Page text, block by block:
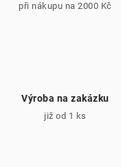
při nákupu na 2000 Kč
Výroba na zakázku
již od 1 ks